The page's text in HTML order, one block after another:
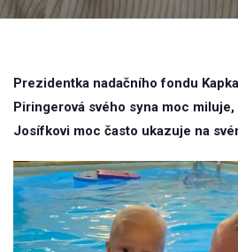
Prezidentka nadačního fondu
Piringerová svého syna moc
Josífkovi moc často ukazuje na